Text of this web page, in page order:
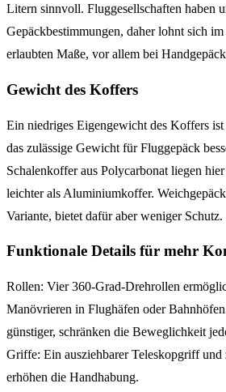
Litern sinnvoll. Fluggesellschaften haben
Gepäckbestimmungen, daher lohnt sich
erlaubten Maße, vor allem bei
Gewicht des Koffers
Ein niedriges Eigengewicht des Koffers
das zulässige Gewicht für Fluggepäck
Schalenkoffer aus Polycarbonat liegen
leichter als Aluminiumkoffer.
Variante, bietet dafür aber weniger Schutz.
Funktionale Details für mehr
Rollen: Vier 360-Grad-Drehrollen
Manövrieren in Flughäfen oder
günstiger, schränken die Beweglichkeit
Griffe: Ein ausziehbarer Teleskopgriff und
erhöhen die Handhabung.